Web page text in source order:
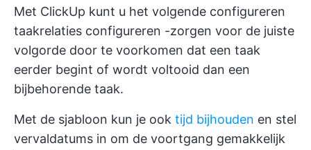
Met ClickUp kunt u het volgende configureren
taakrelaties configureren -zorgen voor de juiste
volgorde door te voorkomen dat een taak
eerder begint of wordt voltooid dan een
bijbehorende taak.
Met de sjabloon kun je ook tijd bijhouden en stel
vervaldatums in om de voortgang gemakkelijk